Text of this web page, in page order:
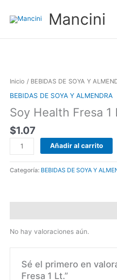
Mancini
Inicio / BEBIDAS DE SOYA Y
BEBIDAS DE SOYA Y ALMENDRA
Soy Health Fresa 1
$1.07
Fresa
Lt.
cantidad
Añadir al carrito
Categoría: BEBIDAS DE SOYA Y
No hay valoraciones aún.
Sé el primero en
Fresa 1 Lt.”